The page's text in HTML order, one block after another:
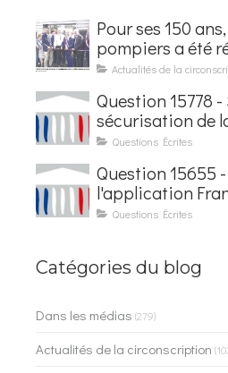
Pour ses 150
pompiers a été
baptisée au nom
Actualités de la
Question 15778
sécurisation de
électronique
Questions Écrites
Question 15655
l'application
les contrôles du
Questions Écrites
Catégories du blog
Dans les médias (279)
Actualités de la circonscription